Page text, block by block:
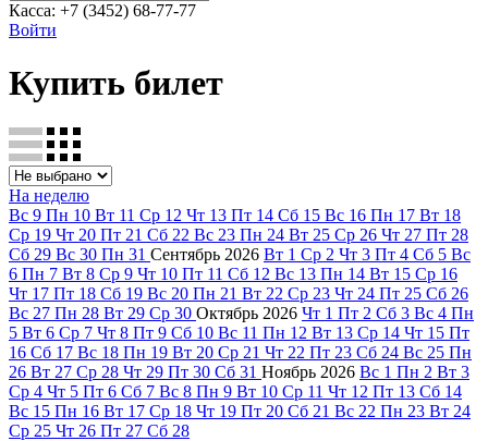
Касса: +7 (3452) 68-77-77
Войти
Купить билет
На неделю
Вс 9 Пн 10 Вт 11 Ср 12 Чт 13 Пт 14 Сб 15 Вс 16 Пн 17 Вт 18
Ср 19 Чт 20 Пт 21 Сб 22 Вс 23 Пн 24 Вт 25 Ср 26 Чт 27 Пт 28
Сб 29 Вс 30 Пн 31 Сентябрь 2026 Вт 1 Ср 2 Чт 3 Пт 4 Сб 5 Вс
6 Пн 7 Вт 8 Ср 9 Чт 10 Пт 11 Сб 12 Вс 13 Пн 14 Вт 15 Ср 16
Чт 17 Пт 18 Сб 19 Вс 20 Пн 21 Вт 22 Ср 23 Чт 24 Пт 25 Сб 26
Вс 27 Пн 28 Вт 29 Ср 30 Октябрь 2026 Чт 1 Пт 2 Сб 3 Вс 4 Пн
5 Вт 6 Ср 7 Чт 8 Пт 9 Сб 10 Вс 11 Пн 12 Вт 13 Ср 14 Чт 15 Пт
16 Сб 17 Вс 18 Пн 19 Вт 20 Ср 21 Чт 22 Пт 23 Сб 24 Вс 25 Пн
26 Вт 27 Ср 28 Чт 29 Пт 30 Сб 31 Ноябрь 2026 Вс 1 Пн 2 Вт 3
Ср 4 Чт 5 Пт 6 Сб 7 Вс 8 Пн 9 Вт 10 Ср 11 Чт 12 Пт 13 Сб 14
Вс 15 Пн 16 Вт 17 Ср 18 Чт 19 Пт 20 Сб 21 Вс 22 Пн 23 Вт 24
Ср 25 Чт 26 Пт 27 Сб 28